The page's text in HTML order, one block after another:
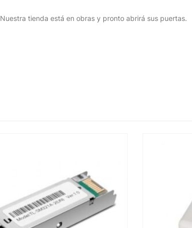
tienda está en obras y pronto abrirá sus puertas.